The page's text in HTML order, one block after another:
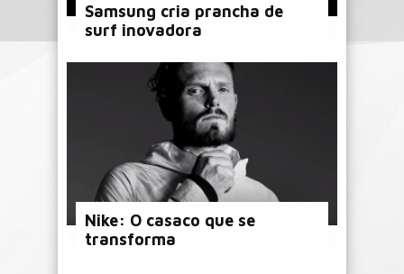
Samsung cria prancha de
surf inovadora
Nike: O casaco que se
transforma